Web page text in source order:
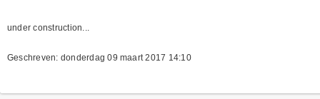
under construction...
Geschreven: donderdag 09 maart 2017 14:10